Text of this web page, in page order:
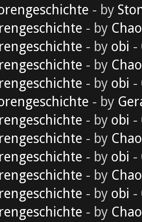
- by
- by
- by obi -
- by
- by obi -
- by
- by obi -
- by
- by obi -
- by
- by obi -
- by